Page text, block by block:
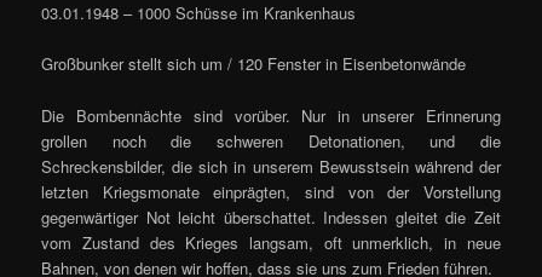
03.01.1948 – 1000 Schüsse im Krankenhaus
Großbunker stellt sich um / 120 Fenster in Eisenbetonwände
Die Bombennächte sind vorüber. Nur in unserer Erinnerung
grollen noch die schweren Detonationen, und die
Schreckensbilder, die sich in unserem Bewusstsein während der
letzten Kriegsmonate einprägten, sind von der Vorstellung
gegenwärtiger Not leicht überschattet. Indessen gleitet die Zeit
vom Zustand des Krieges langsam, oft unmerklich, in neue
Bahnen, von denen wir hoffen, dass sie uns zum Frieden führen.